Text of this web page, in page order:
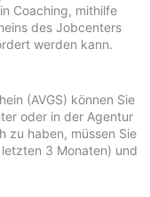
Coaching, mithilfe
des Jobcenters
werden kann.
(AVGS) können Sie
oder in der Agentur
zu haben, müssen Sie
3 Monaten) und